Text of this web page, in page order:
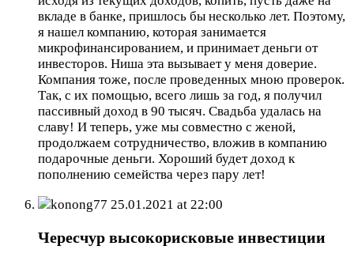
вкладе в банке, пришлось бы несколько лет. Поэтому,
я нашел компанию, которая занимается
микрофинансированием, и принимает деньги от
инвесторов. Ниша эта вызывает у меня доверие.
Компания тоже, после проведенных мною проверок.
Так, с их помощью, всего лишь за год, я получил
пассивный доход в 90 тысяч. Свадьба удалась на
славу! И теперь, уже мы совместно с женой,
продолжаем сотрудничество, вложив в компанию
подарочные деньги. Хороший будет доход к
пополнению семейства через пару лет!
konong77 25.01.2021 at 22:00
Чересчур высокорисковые инвестиции